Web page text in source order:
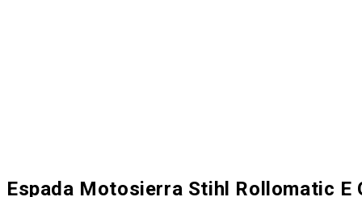
Espada Motosierra Stihl Rollomatic E